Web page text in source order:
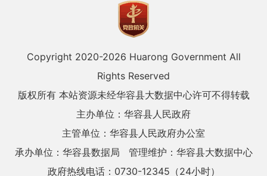
Copyright 2020-2026 Huarong Government All
Rights Reserved
版权所有 本站资源未经华容县大数据中心许可不得转载
主办单位：华容县人民政府
主管单位：华容县人民政府办公室
承办单位：华容县数据局
管理维护：华容县大数据中心
政府热线电话：0730-12345（24小时）